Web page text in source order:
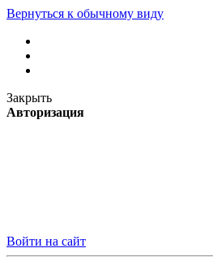
Вернуться к обычному виду
Закрыть
Авторизация
Войти на сайт